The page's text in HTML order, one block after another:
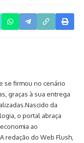
se firmou no cenário
graças à sua entrega
da
o portal abraça
ao
redação do Web Flush,